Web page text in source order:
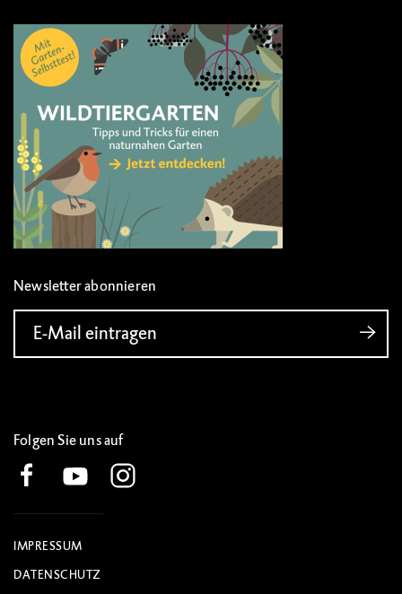
Newsletter abonnieren
E-Mail eintragen
Folgen Sie uns auf
IMPRESSUM
DATENSCHUTZ